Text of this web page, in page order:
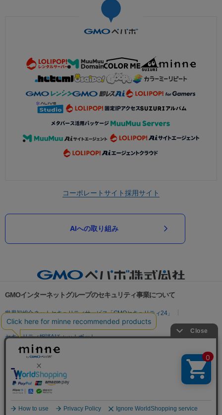
コーポレートサイト採用サイト
AIへの取り組み
GMOインターネットグループのセキュリティ事業について
世界初総合ネットセキュリティサービス「GMOセキュリティ24」
パスワード漏洩診断
Webサイトリスク診断
セキュリティ相談AIチャットボット
実在証明・盗聴対策
サイバー攻撃対策（GMO Flatt Security）
セキュリティ事業の軌跡